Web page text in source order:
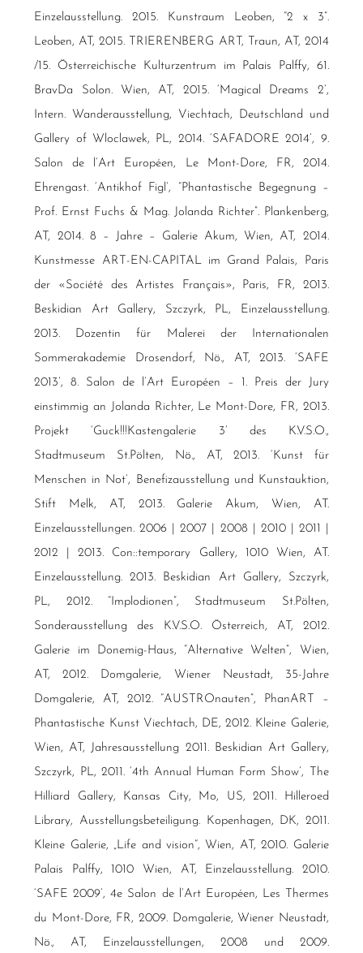
Einzelausstellung. 2015. Kunstraum Leoben, “2 x 3”.
Leoben, AT, 2015. TRIERENBERG ART, Traun, AT, 2014
/15. Österreichische Kulturzentrum im Palais Palffy, 61.
BravDa Solon. Wien, AT, 2015. ‘Magical Dreams 2’,
Intern. Wanderausstellung, Viechtach, Deutschland und
Gallery of Wloclawek, PL, 2014. ‘SAFADORE 2014’, 9.
Salon de l’Art Européen, Le Mont-Dore, FR, 2014.
Ehrengast. ‘Antikhof Figl’, “Phantastische Begegnung –
Prof. Ernst Fuchs & Mag. Jolanda Richter”. Plankenberg,
AT, 2014. 8 – Jahre – Galerie Akum, Wien, AT, 2014.
Kunstmesse ART-EN-CAPITAL im Grand Palais, Paris
der «Société des Artistes Français», Paris, FR, 2013.
Beskidian Art Gallery, Szczyrk, PL, Einzelausstellung.
2013. Dozentin für Malerei der Internationalen
Sommerakademie Drosendorf, Nö., AT, 2013. ‘SAFE
2013’, 8. Salon de l’Art Européen – 1. Preis der Jury
einstimmig an Jolanda Richter, Le Mont-Dore, FR, 2013.
Projekt ‘Guck!!!Kastengalerie 3’ des K.V.S.O.,
Stadtmuseum St.Pölten, Nö., AT, 2013. ‘Kunst für
Menschen in Not’, Benefizausstellung und Kunstauktion,
Stift Melk, AT, 2013. Galerie Akum, Wien, AT.
Einzelausstellungen. 2006 | 2007 | 2008 | 2010 | 2011 |
2012 | 2013. Con::temporary Gallery, 1010 Wien, AT.
Einzelausstellung. 2013. Beskidian Art Gallery, Szczyrk,
PL, 2012. “Implodionen”, Stadtmuseum St.Pölten,
Sonderausstellung des K.V.S.O. Österreich, AT, 2012.
Galerie im Donemig-Haus, “Alternative Welten”, Wien,
AT, 2012. Domgalerie, Wiener Neustadt, 35-Jahre
Domgalerie, AT, 2012. “AUSTROnauten”, PhanART –
Phantastische Kunst Viechtach, DE, 2012. Kleine Galerie,
Wien, AT, Jahresausstellung 2011. Beskidian Art Gallery,
Szczyrk, PL, 2011. ‘4th Annual Human Form Show’, The
Hilliard Gallery, Kansas City, Mo, US, 2011. Hilleroed
Library, Ausstellungsbeteiligung. Kopenhagen, DK, 2011.
Kleine Galerie, „Life and vision“, Wien, AT, 2010. Galerie
Palais Palffy, 1010 Wien, AT, Einzelausstellung. 2010.
‘SAFE 2009’, 4e Salon de l’Art Européen, Les Thermes
du Mont-Dore, FR, 2009. Domgalerie, Wiener Neustadt,
Nö., AT, Einzelausstellungen, 2008 und 2009.